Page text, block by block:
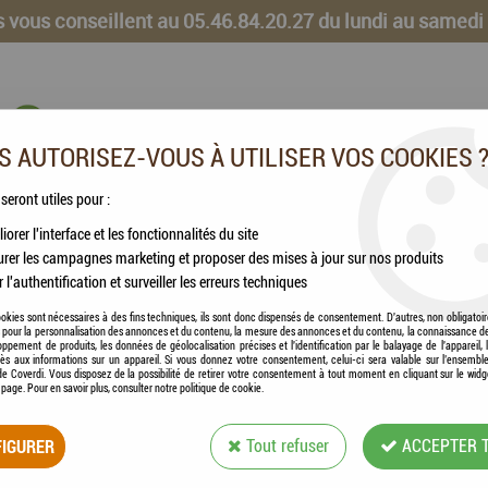
vous conseillent au 05.46.84.20.27 du lundi au samedi
CHEVAUX VOLAILLES ANIMAUX DE LA FERME
- Wild + Heidelbeeren - Pâté de Gibier aux Myrtilles
LÉONARDO® -
GIBIER AUX
AUTORISEZ-VOUS À UTILISER VOS COOKIES ?
seront utiles pour :
l'interface et les fonctionnalités du site
les campagnes marketing et proposer des mises à jour sur nos produits
l'authentification et surveiller les erreurs techniques
sont nécessaires à des fins techniques, ils sont donc dispensés de consentement. D'autres, non
pour la personnalisation des annonces et du contenu, la mesure des annonces et du contenu, la connaissance
de produits, les données de géolocalisation précises et l'identification par le balayage de l'appareil,
aux informations sur un appareil. Si vous donnez votre consentement, celui-ci sera valable sur
Coverdi. Vous disposez de la possibilité de retirer votre consentement à tout moment en cliquant sur le
Pour en savoir plus, consulter notre politique de cookie.
Tout refuser ACCEPTER